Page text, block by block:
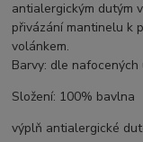
antialergickým dutým
přivázání mantinelu k
volánkem.
Barvy: dle nafocených
Složení: 100% bavlna
výplň antialergické